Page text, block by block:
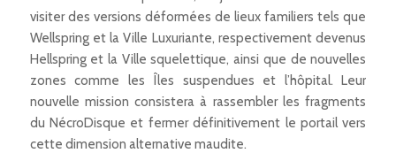
visiter des versions déformées de lieux familiers tels que
Wellspring et la Ville Luxuriante, respectivement devenus
Hellspring et la Ville squelettique, ainsi que de nouvelles
zones comme les Îles suspendues et l’hôpital. Leur
nouvelle mission consistera à rassembler les fragments
du NécroDisque et fermer définitivement le portail vers
cette dimension alternative maudite.